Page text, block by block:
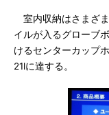
室内収納はさまざ
イルが入るグローブ
けるセンターカップ
21lに達する。